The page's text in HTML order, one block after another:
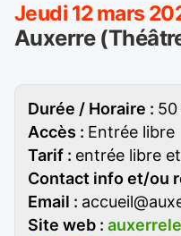
Jeudi 12 mars
Auxerre
Durée / Horaire : 50
Accès : Entrée libre
Tarif : entrée libre
Contact info et/ou
Email :
Site web :